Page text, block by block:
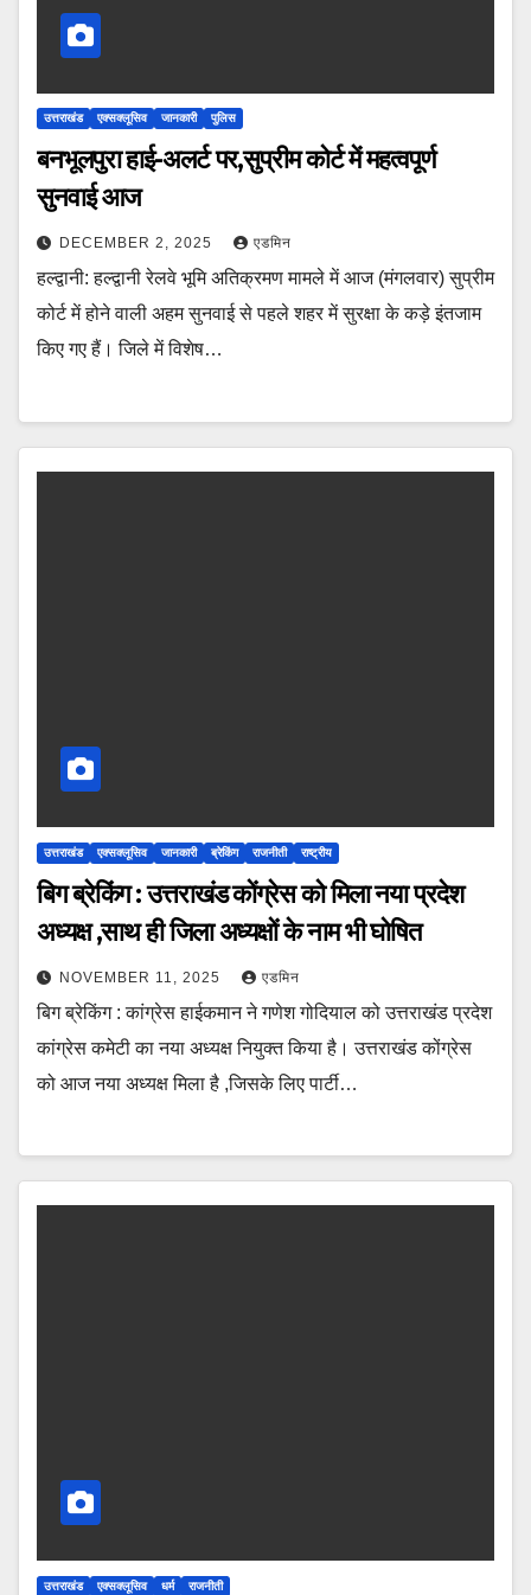
उत्तराखंड एक्सक्लूसिव जानकारी पुलिस
बनभूलपुरा हाई-अलर्ट पर,सुप्रीम कोर्ट में महत्वपूर्ण
सुनवाई आज
DECEMBER 2, 2025 एडमिन
हल्द्वानी: हल्द्वानी रेलवे भूमि अतिक्रमण मामले में आज (मंगलवार) सुप्रीम
कोर्ट में होने वाली अहम सुनवाई से पहले शहर में सुरक्षा के कड़े इंतजाम
किए गए हैं। जिले में विशेष…
उत्तराखंड एक्सक्लूसिव जानकारी ब्रेकिंग राजनीती राष्ट्रीय
बिग ब्रेकिंग : उत्तराखंड कोंग्रेस को मिला नया प्रदेश
अध्यक्ष ,साथ ही जिला अध्यक्षों के नाम भी घोषित
NOVEMBER 11, 2025 एडमिन
बिग ब्रेकिंग : कांग्रेस हाईकमान ने गणेश गोदियाल को उत्तराखंड प्रदेश
कांग्रेस कमेटी का नया अध्यक्ष नियुक्त किया है। उत्तराखंड कोंग्रेस
को आज नया अध्यक्ष मिला है ,जिसके लिए पार्टी…
उत्तराखंड एक्सक्लूसिव धर्म राजनीती